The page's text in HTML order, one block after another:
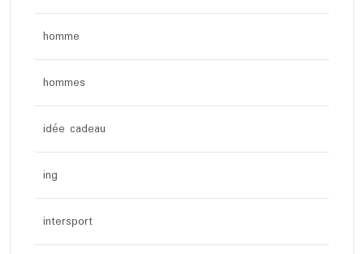
homme
hommes
idée cadeau
ing
intersport